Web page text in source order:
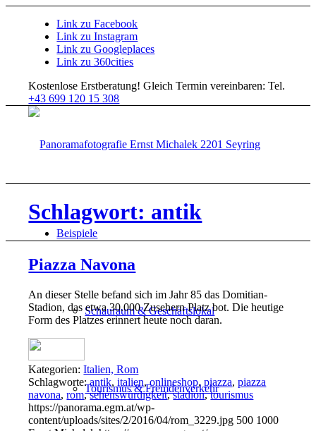
Link zu Facebook
Link zu Instagram
Link zu Googleplaces
Link zu 360cities
Kostenlose Erstberatung! Gleich Termin vereinbaren: Tel.
+43 699 120 15 308
Beispiele
Schauraum & Geschäftslokal
Tourismus & Fremdenverkehr
Schlagwort: antik
Piazza Navona
An dieser Stelle befand sich im Jahr 85 das Domitian-
Stadion, das etwa 30.000 Zusehern Platz bot. Die heutige
Form des Platzes erinnert heute noch daran.
Kategorien:Italien, Rom
Schlagworte:antik,italien,onlineshop,piazza,piazza
navona,rom,sehenswürdigkeit,stadion,tourismus
https://panorama.egm.at/wp-
content/uploads/sites/2/2016/04/rom_3229.jpg 500 1000